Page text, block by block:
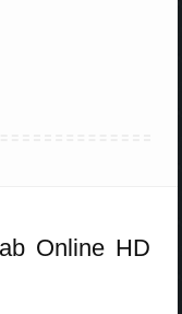
Online HD